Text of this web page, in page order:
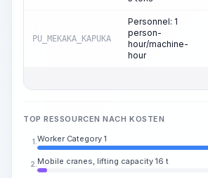
PU_MEKAKA_KAPUKA
Personnel: 1
person-
hour/machine-
hour
TOP RESSOURCEN NACH KOSTEN
1. Worker Category 1
2. Mobile cranes, lifting capacity 16 t